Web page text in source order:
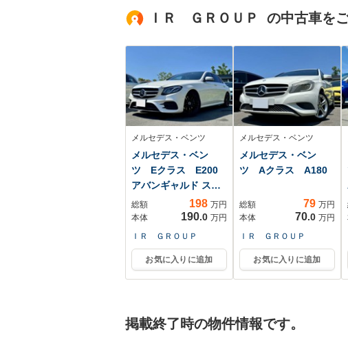
ンプ LED
ランプ LED
ＩＲ ＧＲＯＵＰ の中古車をご
メルセデス・ベンツ
メルセデス・ベン
ツ Eクラス E200
アバンギャルド スポ
ーツ
総額 198 万円
本体
190.0 万円
ＩＲ ＧＲＯＵＰ
お気に入りに追加
メルセデス・ベンツ
メルセデス・ベン
ツ Aクラス A180
総額 79 万円
本体
70.0 万円
ＩＲ ＧＲＯＵＰ
お気に入りに追加
掲載終了時の物件情報です。